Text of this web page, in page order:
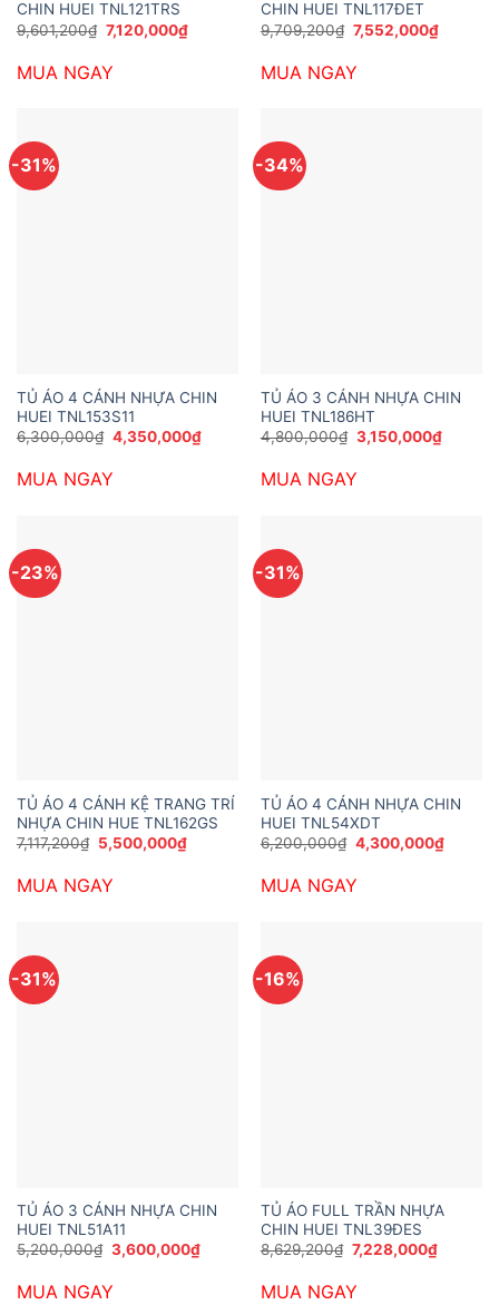
CHIN HUEI TNL121TRS
9,601,200₫ Giá
gốc
9,601,200₫.
7,120,000₫Giá
hiện
MUA NGAY
CHIN HUEI TNL117ĐET
9,709,200₫ Giá
gốc
9,709,200₫.
7,552,000₫Giá
hiện
MUA NGAY
-31%
TỦ ÁO 4 CÁNH NHỰA CHIN
HUEI TNL153S11
6,300,000₫ Giá
gốc
6,300,000₫.
4,350,000₫Giá
hiện
MUA NGAY
-34%
TỦ ÁO 3 CÁNH NHỰA CHIN
HUEI TNL186HT
4,800,000₫ Giá
gốc
4,800,000₫.
3,150,000₫Giá
hiện
MUA NGAY
-23%
TỦ ÁO 4 CÁNH KỆ TRANG TRÍ
NHỰA CHIN HUE TNL162GS
7,117,200₫ Giá
gốc
7,117,200₫.
5,500,000₫Giá
hiện
MUA NGAY
-31%
TỦ ÁO 4 CÁNH NHỰA CHIN
HUEI TNL54XDT
6,200,000₫ Giá
gốc
6,200,000₫.
4,300,000₫Giá
hiện
MUA NGAY
-31%
TỦ ÁO 3 CÁNH NHỰA CHIN
HUEI TNL51A11
5,200,000₫ Giá
gốc
5,200,000₫.
3,600,000₫Giá
hiện
MUA NGAY
-16%
TỦ ÁO FULL TRẦN NHỰA
CHIN HUEI TNL39ĐES
8,629,200₫ Giá
gốc
8,629,200₫.
7,228,000₫Giá
hiện
MUA NGAY